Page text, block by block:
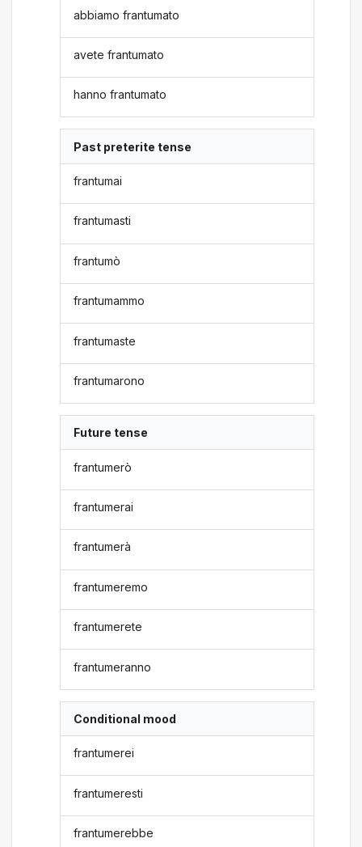
abbiamo frantumato
avete frantumato
hanno frantumato
Past preterite tense
frantumai
frantumasti
frantumò
frantumammo
frantumaste
frantumarono
Future tense
frantumerò
frantumerai
frantumerà
frantumeremo
frantumerete
frantumeranno
Conditional mood
frantumerei
frantumeresti
frantumerebbe